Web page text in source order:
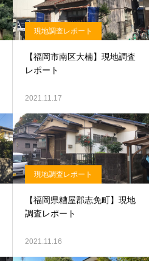
現地調査レポート
【福岡市南区大楠】現地調査
レポート
2021.11.17
現地調査レポート
【福岡県糟屋郡志免町】現地
調査レポート
2021.11.16